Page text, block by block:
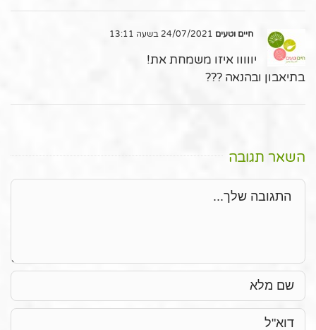
חיים וטעים
יווווו איזו משמחת את!
בתיאבון ובהנאה ???
השאר תגובה
תגובה